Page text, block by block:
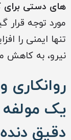
های دستی
مورد توجه قرار
تنها ایمنی را
نیرو، به کاهش
روانکاری
یک مولفه
دقیق